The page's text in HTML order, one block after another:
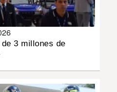
3 millones de